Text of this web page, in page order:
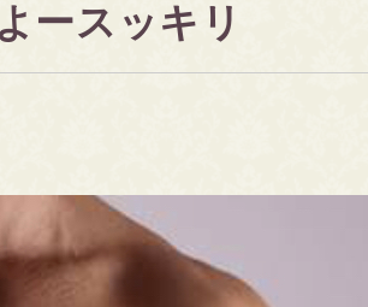
ースッキリ